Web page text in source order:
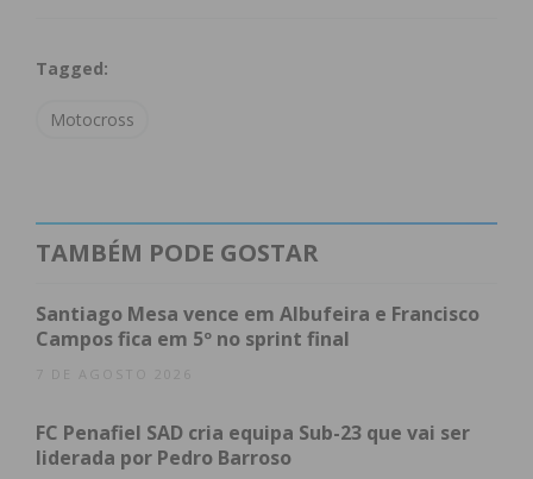
A sua capacidade ao guiador já rendeu
Europeu, que aconteceu na Guarda, e para o Coupe
época foi excelente”, relatou Carlos Sousa ao
IMEDIATO. Para a próxima época, o objetivo passa
Tagged:
Motocross
TAMBÉM PODE GOSTAR
Santiago Mesa vence em Albufeira e Francisco
Campos fica em 5º no sprint final
7 DE AGOSTO 2026
FC Penafiel SAD cria equipa Sub-23 que vai ser
liderada por Pedro Barroso